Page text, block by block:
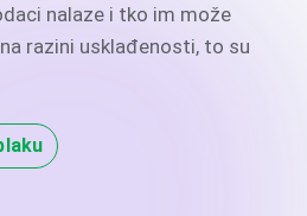
nalaze i tko im može
razini usklađenosti, to su